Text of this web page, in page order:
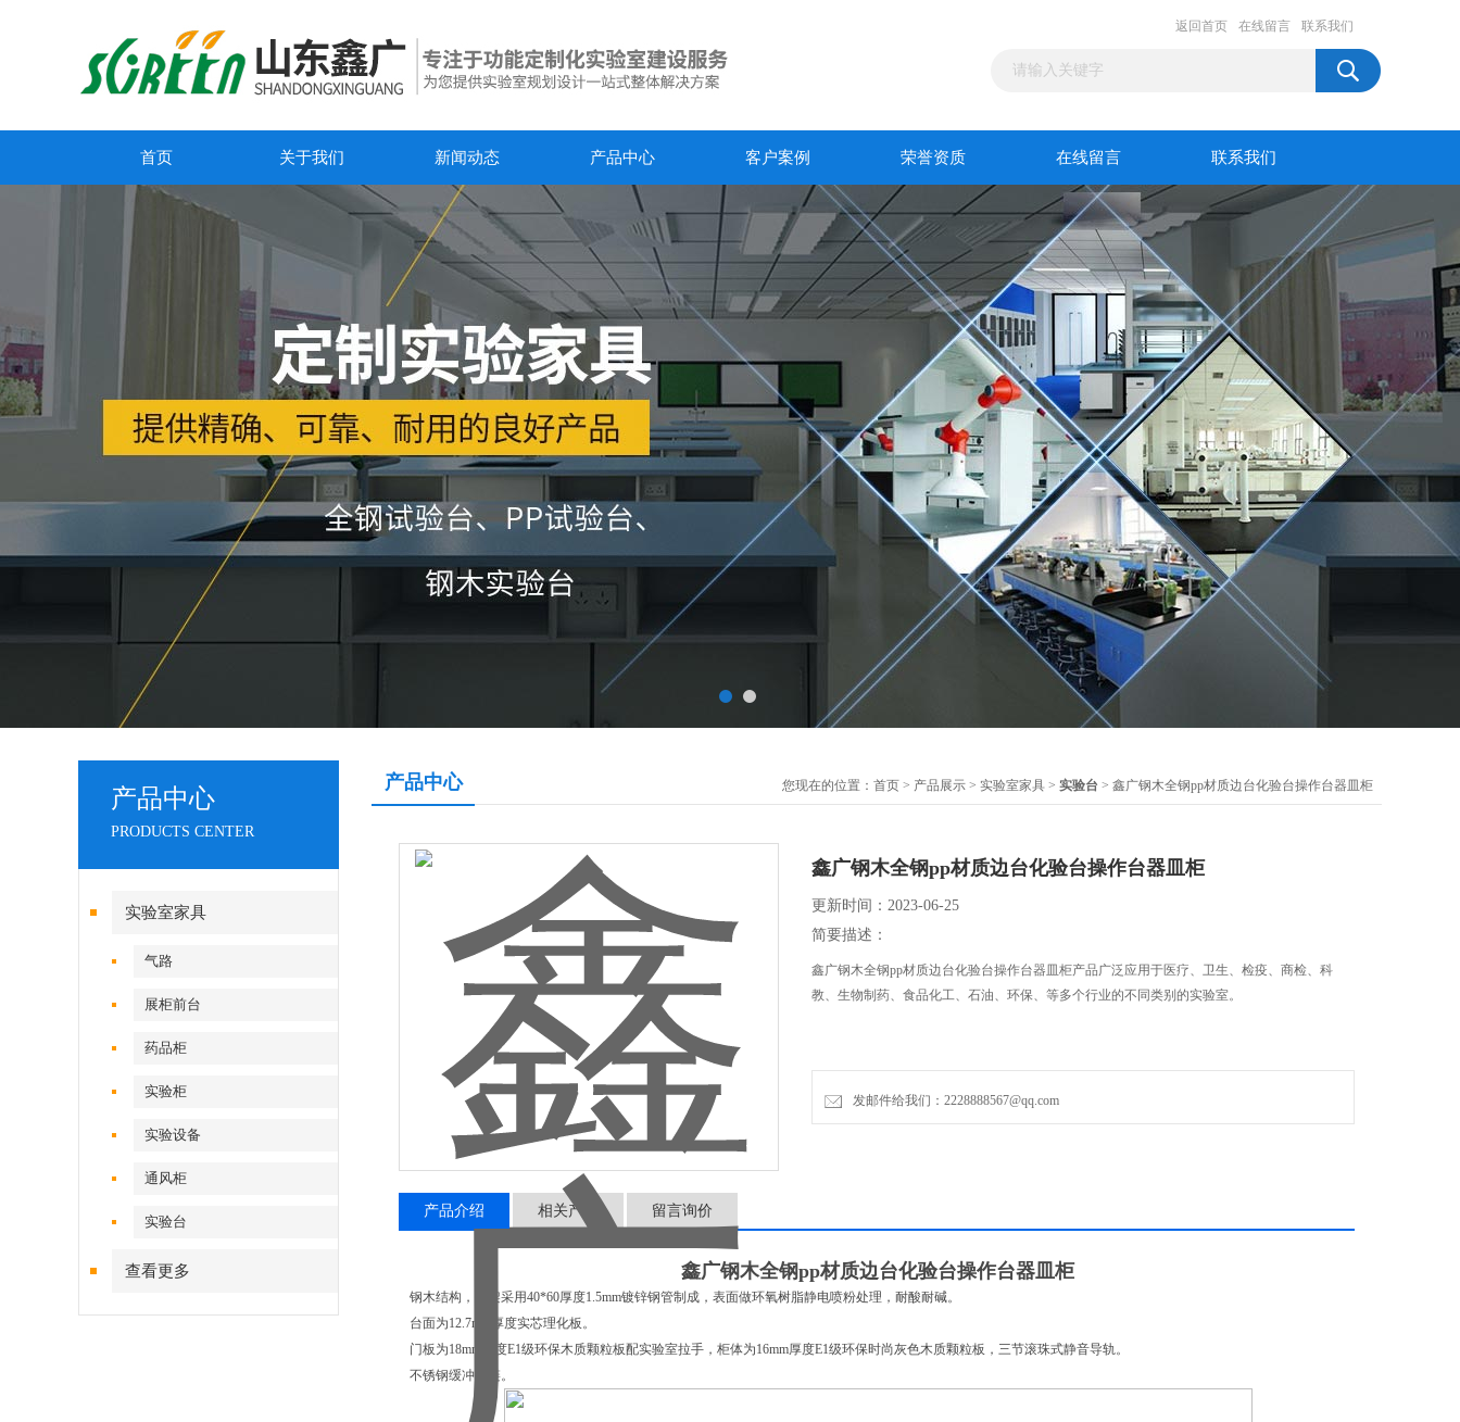
返回首页 在线留言 联系我们
首页 关于我们 新闻动态 产品中心 客户案例 荣誉资质 在线留言 联系我们
产品中心
PRODUCTS CENTER
实验室家具
气路
展柜前台
药品柜
实验柜
实验设备
通风柜
实验台
查看更多
产品中心 您现在的位置： 首页 > 产品展示 > 实验室家具 > 实验台 > 鑫广钢木全钢pp材质边台化验台操作台器皿柜
鑫广钢木全钢pp材质边台化验台操作台器皿柜
更新时间：2023-06-25
简要描述：
鑫广钢木全钢pp材质边台化验台操作台器皿柜产品广泛应用于医疗、卫生、检疫、商检、科
教、生物制药、食品化工、石油、环保、等多个行业的不同类别的实验室。
发邮件给我们：2228888567@qq.com
产品介绍 相关产品 留言询价
鑫广钢木全钢pp材质边台化验台操作台器皿柜
钢木结构，钢架采用40*60厚度1.5mm镀锌钢管制成，表面做环氧树脂静电喷粉处理，耐酸耐碱。
台面为12.7mm厚度实芯理化板。
门板为18mm厚度E1级环保木质颗粒板配实验室拉手，柜体为16mm厚度E1级环保时尚灰色木质颗粒板，三节滚珠式静音导轨。
不锈钢缓冲铰链。